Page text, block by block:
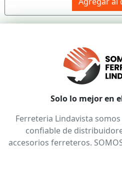
Solo lo mejor en
Ferreteria Lindavista
confiable de
accesorios ferreteros. SOMOS